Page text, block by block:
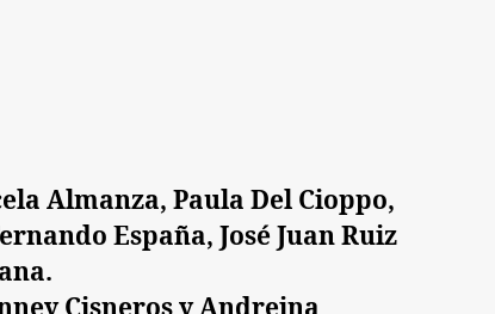
Almanza, Paula Del Cioppo,
España, José Juan Ruiz